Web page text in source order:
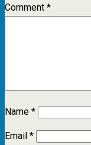
Comment*
Name*
Email*